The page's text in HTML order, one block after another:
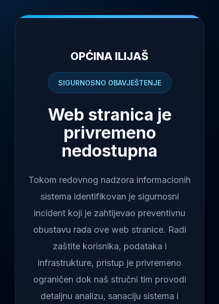
OPĆINA ILIJAŠ
SIGURNOSNO OBAVJEŠTENJE
Web stranica je
privremeno
nedostupna
Tokom redovnog nadzora informacionih
sistema identifikovan je sigurnosni
incident koji je zahtijevao preventivnu
obustavu rada ove web stranice. Radi
zaštite korisnika, podataka i
infrastrukture, pristup je privremeno
ograničen dok naš stručni tim provodi
detaljnu analizu, sanaciju sistema i